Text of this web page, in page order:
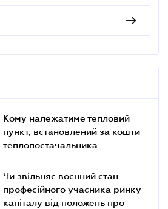
Кому належатиме тепловий
пункт, встановлений за кошти
теплопостачальника
Чи звільняє воєнний стан
професійного учасника ринку
капіталу від положень про